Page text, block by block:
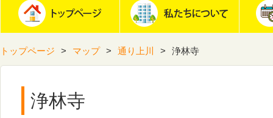
トップページ マップ 通り上川 浄林寺
浄林寺